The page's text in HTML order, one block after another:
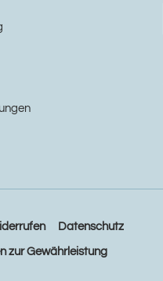
Datenschutz
zur Gewährleistung